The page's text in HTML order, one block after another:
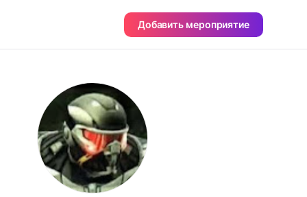
Добавить мероприятие